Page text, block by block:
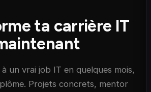
ta carrière IT
un vrai job IT en quelques mois,
Projets concrets, mentor